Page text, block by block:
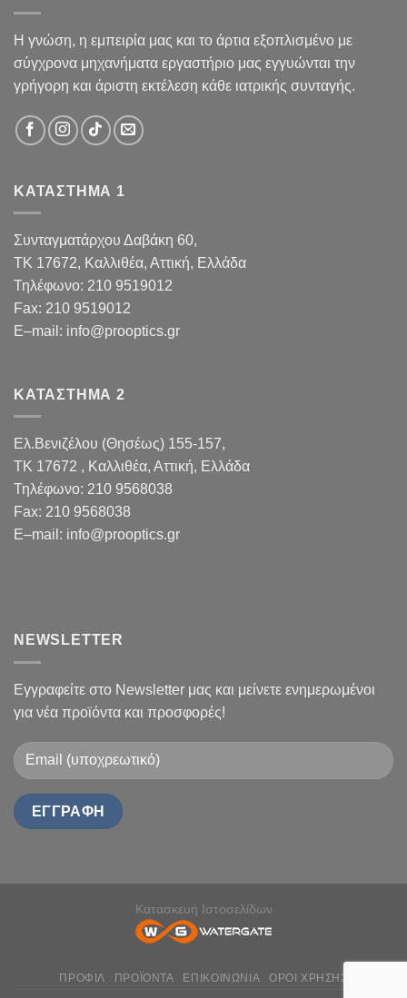
Η γνώση, η εμπειρία μας και το άρτια εξοπλισμένο με
σύγχρονα μηχανήματα εργαστήριο μας εγγυώνται την
γρήγορη και άριστη εκτέλεση κάθε ιατρικής συνταγής.
ΚΑΤΑΣΤΗΜΑ 1
Συνταγματάρχου Δαβάκη 60,
TK 17672, Καλλιθέα, Αττική, Ελλάδα
Τηλέφωνο: 210 9519012
Fax: 210 9519012
E–mail : info@prooptics.gr
ΚΑΤΑΣΤΗΜΑ 2
Ελ.Βενιζέλου (Θησέως) 155-157,
TK 17672 , Καλλιθέα, Αττική, Ελλάδα
Τηλέφωνο: 210 9568038
Fax: 210 9568038
E–mail : info@prooptics.gr
NEWSLETTER
Εγγραφείτε στο Newsletter μας και μείνετε ενημερωμένοι
για νέα προϊόντα και προσφορές!
Κατασκευή Ιστοσελίδων
ΠΡΟΦΙΛ ΠΡΟΪΟΝΤΑ ΕΠΙΚΟΙΝΩΝΙΑ ΟΡΟΙ ΧΡΗΣΗΣ